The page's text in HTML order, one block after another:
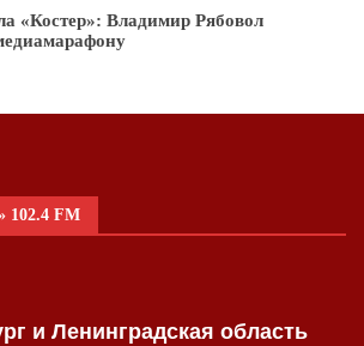
«Костер»: Владимир Рябовол
102.4 FM
и Ленинградская область